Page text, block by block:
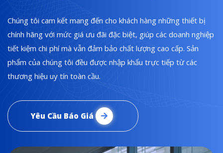
Chúng tôi cam kết mang đến cho khách hàng những thiết bị
chính hãng với mức giá ưu đãi đặc biệt, giúp các doanh nghiệp
tiết kiệm chi phí mà vẫn đảm bảo chất lượng cao cấp. Sản
phẩm của chúng tôi đều được nhập khẩu trực tiếp từ các
thương hiệu uy tín toàn cầu.
Yêu Cầu Báo Giá